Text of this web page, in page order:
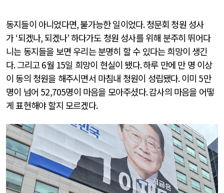
동지들이 아니었다면,불가능한 일이었다.청문회 청원 성사
가‘되겠나, 되겠나’하다가도 청원 성사를 위해 분주히 뛰어다
니는 동지들을 보면 우리는 분명히 할 수 있다는 희망이 생긴
다.그리고6월 15일 희망이 현실이 됐다.하루 만에 만 명 이상
이 동의 청원을 해주시면서 마침내 청원이 성립됐다.이미 5만
명이 넘어 52,705명이 마음을 모아주셨다.감사의 마음을 어떻
게 표현해야 할지 모르겠다.